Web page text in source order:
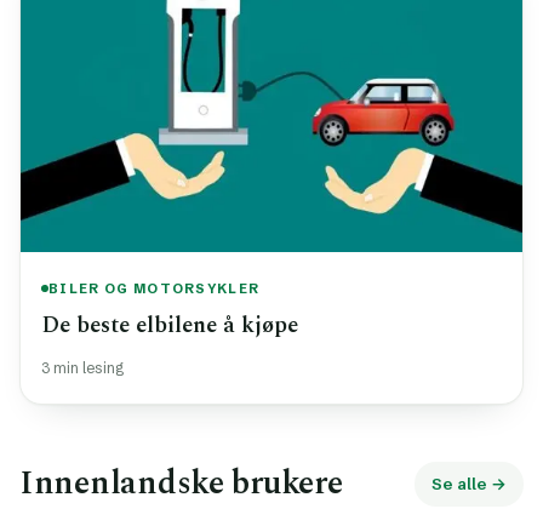
BILER OG MOTORSYKLER
De beste elbilene å kjøpe
3 min lesing
Innenlandske brukere Se alle →